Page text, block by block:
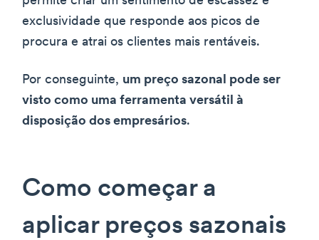
exclusividade que responde aos picos de
procura e atrai os clientes mais rentáveis.
Por conseguinte, um preço sazonal pode ser
visto como uma ferramenta versátil à
disposição dos empresários.
Como começar a
aplicar preços sazonais